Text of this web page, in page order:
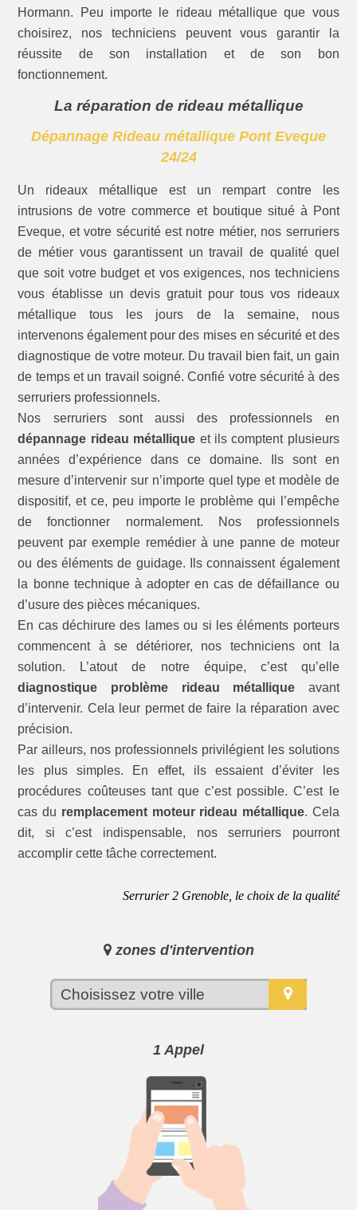
Hormann. Peu importe le rideau métallique que vous
choisirez, nos techniciens peuvent vous garantir la
réussite de son installation et de son bon
fonctionnement.
La réparation de rideau métallique
Dépannage Rideau métallique Pont Eveque
24/24
Un rideaux métallique est un rempart contre les
intrusions de votre commerce et boutique situé à Pont
Eveque, et votre sécurité est notre métier, nos serruriers
de métier vous garantissent un travail de qualité quel
que soit votre budget et vos exigences, nos techniciens
vous établisse un devis gratuit pour tous vos rideaux
métallique tous les jours de la semaine, nous
intervenons également pour des mises en sécurité et des
diagnostique de votre moteur. Du travail bien fait, un gain
de temps et un travail soigné. Confié votre sécurité à des
serruriers professionnels.
Nos serruriers sont aussi des professionnels en
dépannage rideau métallique et ils comptent plusieurs
années d’expérience dans ce domaine. Ils sont en
mesure d’intervenir sur n’importe quel type et modèle de
dispositif, et ce, peu importe le problème qui l’empêche
de fonctionner normalement. Nos professionnels
peuvent par exemple remédier à une panne de moteur
ou des éléments de guidage. Ils connaissent également
la bonne technique à adopter en cas de défaillance ou
d’usure des pièces mécaniques.
En cas déchirure des lames ou si les éléments porteurs
commencent à se détériorer, nos techniciens ont la
solution. L’atout de notre équipe, c’est qu’elle
diagnostique problème rideau métallique avant
d’intervenir. Cela leur permet de faire la réparation avec
précision.
Par ailleurs, nos professionnels privilégient les solutions
les plus simples. En effet, ils essaient d’éviter les
procédures coûteuses tant que c’est possible. C’est le
cas du remplacement moteur rideau métallique. Cela
dit, si c’est indispensable, nos serruriers pourront
accomplir cette tâche correctement.
Serrurier 2 Grenoble, le choix de la qualité
zones d'intervention
1 Appel